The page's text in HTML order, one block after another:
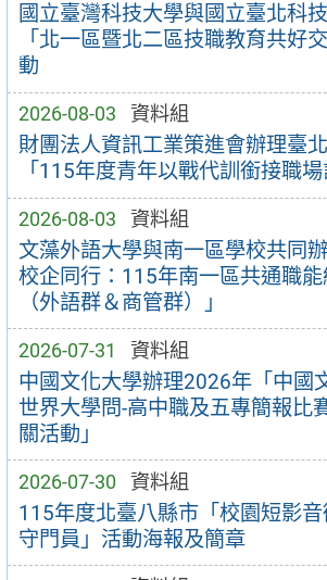
國立臺灣科技大學與國立臺北科
「北一區暨北二區技職教育共好
動
2026-08-03 資料組
財團法人資訊工業策進會辦理臺
「115年度青年以戰代訓銜接職
2026-08-03 資料組
文藻外語大學與南一區學校共同
校企同行：115年南一區共通職
（外語群＆商管群）」
2026-07-31 資料組
中國文化大學辦理2026年「中國
世界大學問-高中職及五專簡報比
關活動」
2026-07-30 資料組
115年度北臺八縣市「校園短影
守門員」活動海報及簡章